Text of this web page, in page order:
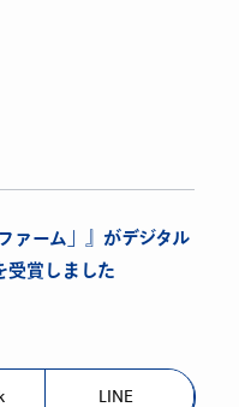
ァーム」』がデジタル
賞しました
LINE